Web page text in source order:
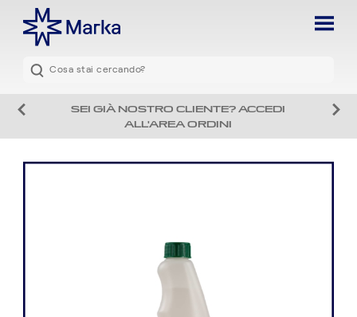
SEI GIÀ NOSTRO CLIENTE? ACCEDI
ALL'AREA ORDINI